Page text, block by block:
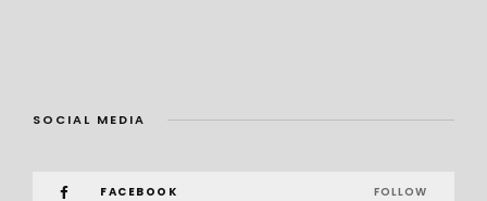
SOCIAL MEDIA
FACEBOOK FOLLOW